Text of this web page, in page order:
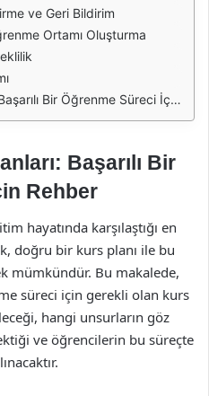
ve Geri Bildirim
Ortamı Oluşturma
Bir Öğrenme Süreci İçin Rehber
Başarılı Bir
Rehber
hayatında karşılaştığı en
doğru bir kurs planı ile bu
mümkündür. Bu makalede,
süreci için gerekli olan kurs
hangi unsurların göz
ve öğrencilerin bu süreçte